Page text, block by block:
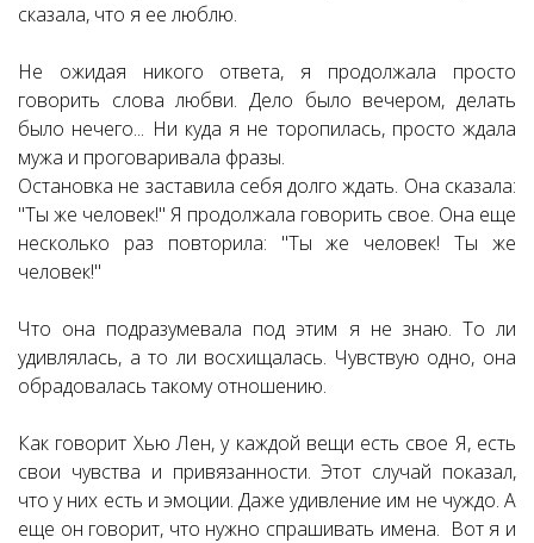
сказала, что я ее люблю.
Не ожидая никого ответа, я продолжала просто
говорить слова любви. Дело было вечером, делать
было нечего... Ни куда я не торопилась, просто ждала
мужа и проговаривала фразы.
Остановка не заставила себя долго ждать. Она сказала:
"Ты же человек!" Я продолжала говорить свое. Она еще
несколько раз повторила: "Ты же человек! Ты же
человек!"
Что она подразумевала под этим я не знаю. То ли
удивлялась, а то ли восхищалась. Чувствую одно, она
обрадовалась такому отношению.
Как говорит Хью Лен, у каждой вещи есть свое Я, есть
свои чувства и привязанности. Этот случай показал,
что у них есть и эмоции. Даже удивление им не чуждо. А
еще он говорит, что нужно спрашивать имена. Вот я и